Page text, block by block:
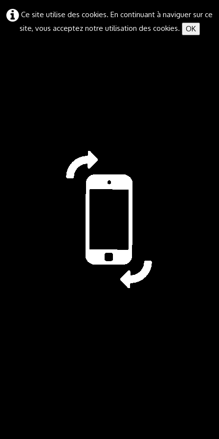
Ce site utilise des cookies. En continuant à naviguer sur ce
site, vous acceptez notre utilisation des cookies.
OK